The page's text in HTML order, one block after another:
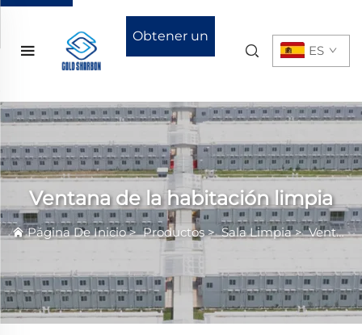
Obtener un
ES
Ventana de la habitación limpia
Página De Inicio>Productos>Sala Limpia>Ventana de la habitación limpia